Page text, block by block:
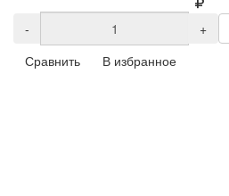
- +
Сравнить
В избранное